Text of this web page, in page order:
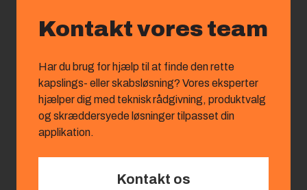
Kontakt vores team
Har du brug for hjælp til at finde den rette
kapslings‑ eller skabsløsning? Vores eksperter
hjælper dig med teknisk rådgivning, produktvalg
og skræddersyede løsninger tilpasset din
applikation.
Kontakt os